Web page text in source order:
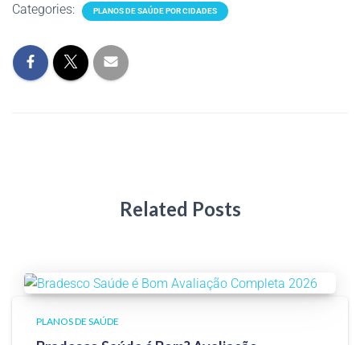
Categories: PLANOS DE SAÚDE POR CIDADES
Related Posts
PLANOS DE SAÚDE